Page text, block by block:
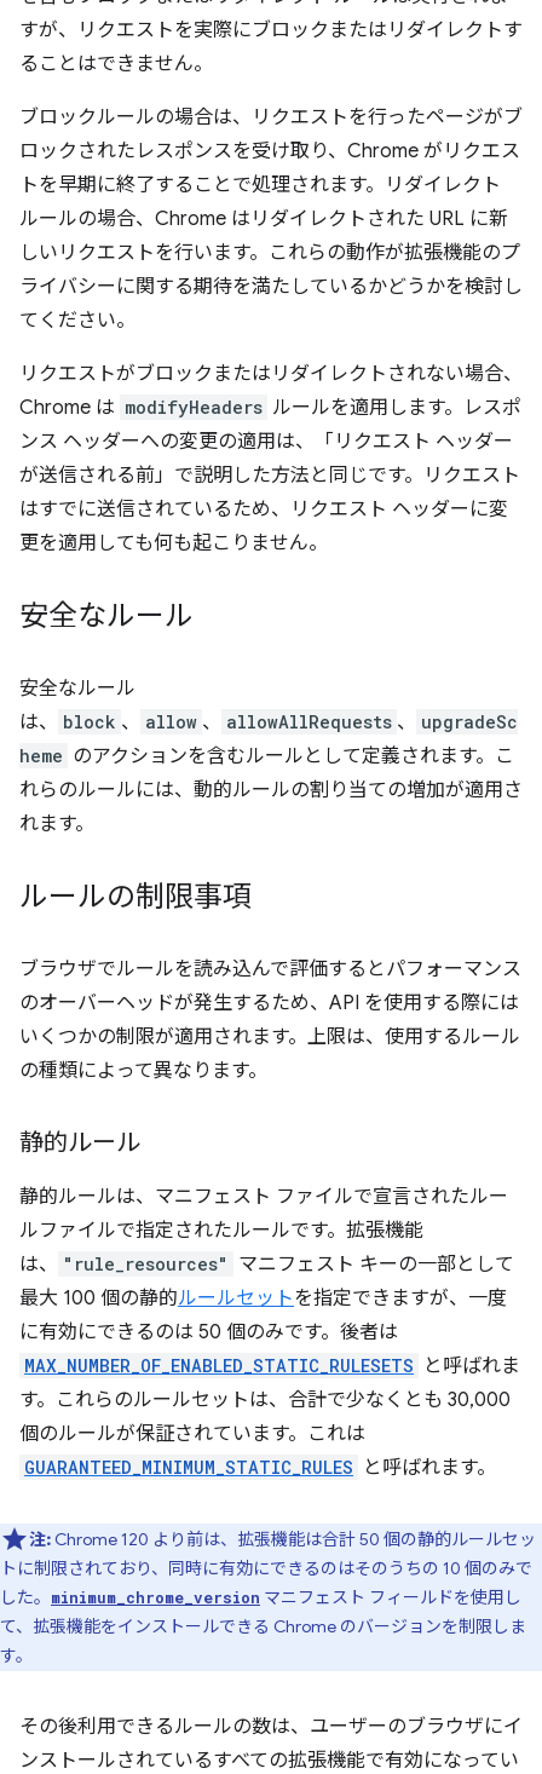
すが、リクエストを実際にブロックまたはリダイレクトす
ることはできません。
ブロックルールの場合は、リクエストを行ったページがブ
ロックされたレスポンスを受け取り、Chrome がリクエス
トを早期に終了することで処理されます。リダイレクト
ルールの場合、Chrome はリダイレクトされた URL に新
しいリクエストを行います。これらの動作が拡張機能のプ
ライバシーに関する期待を満たしているかどうかを検討し
てください。
リクエストがブロックまたはリダイレクトされない場合、
Chrome は modifyHeaders ルールを適用します。レスポ
ンス ヘッダーへの変更の適用は、「リクエスト ヘッダー
が送信される前」で説明した方法と同じです。リクエスト
はすでに送信されているため、リクエスト ヘッダーに変
更を適用しても何も起こりません。
安全なルール
安全なルール
は、
block 、 allow 、 allowAllRequests 、
upgradeSc
heme のアクションを含むルールとして定義されます。こ
れらのルールには、動的ルールの割り当ての増加が適用さ
れます。
ルールの制限事項
ブラウザでルールを読み込んで評価するとパフォーマンス
のオーバーヘッドが発生するため、API を使用する際には
いくつかの制限が適用されます。上限は、使用するルール
の種類によって異なります。
静的ルール
静的ルールは、マニフェスト ファイルで宣言されたルー
ルファイルで指定されたルールです。拡張機能
は、
"rule_resources"
マニフェスト キーの一部として
最大 100 個の静的ルールセットを指定できますが、一度
に有効にできるのは 50 個のみです。後者は
MAX_NUMBER_OF_ENABLED_STATIC_RULESETS
と呼ばれま
す。これらのルールセットは、合計で少なくとも 30,000
個のルールが保証されています。これは
GUARANTEED_MINIMUM_STATIC_RULES と呼ばれます。
注: Chrome 120 より前は、拡張機能は合計 50 個の静的ルールセッ
トに制限されており、同時に有効にできるのはそのうちの 10 個のみで
した。
minimum_chrome_version マニフェスト フィールドを使用し
て、拡張機能をインストールできる Chrome のバージョンを制限しま
す。
その後利用できるルールの数は、ユーザーのブラウザにイ
ンストールされているすべての拡張機能で有効になってい